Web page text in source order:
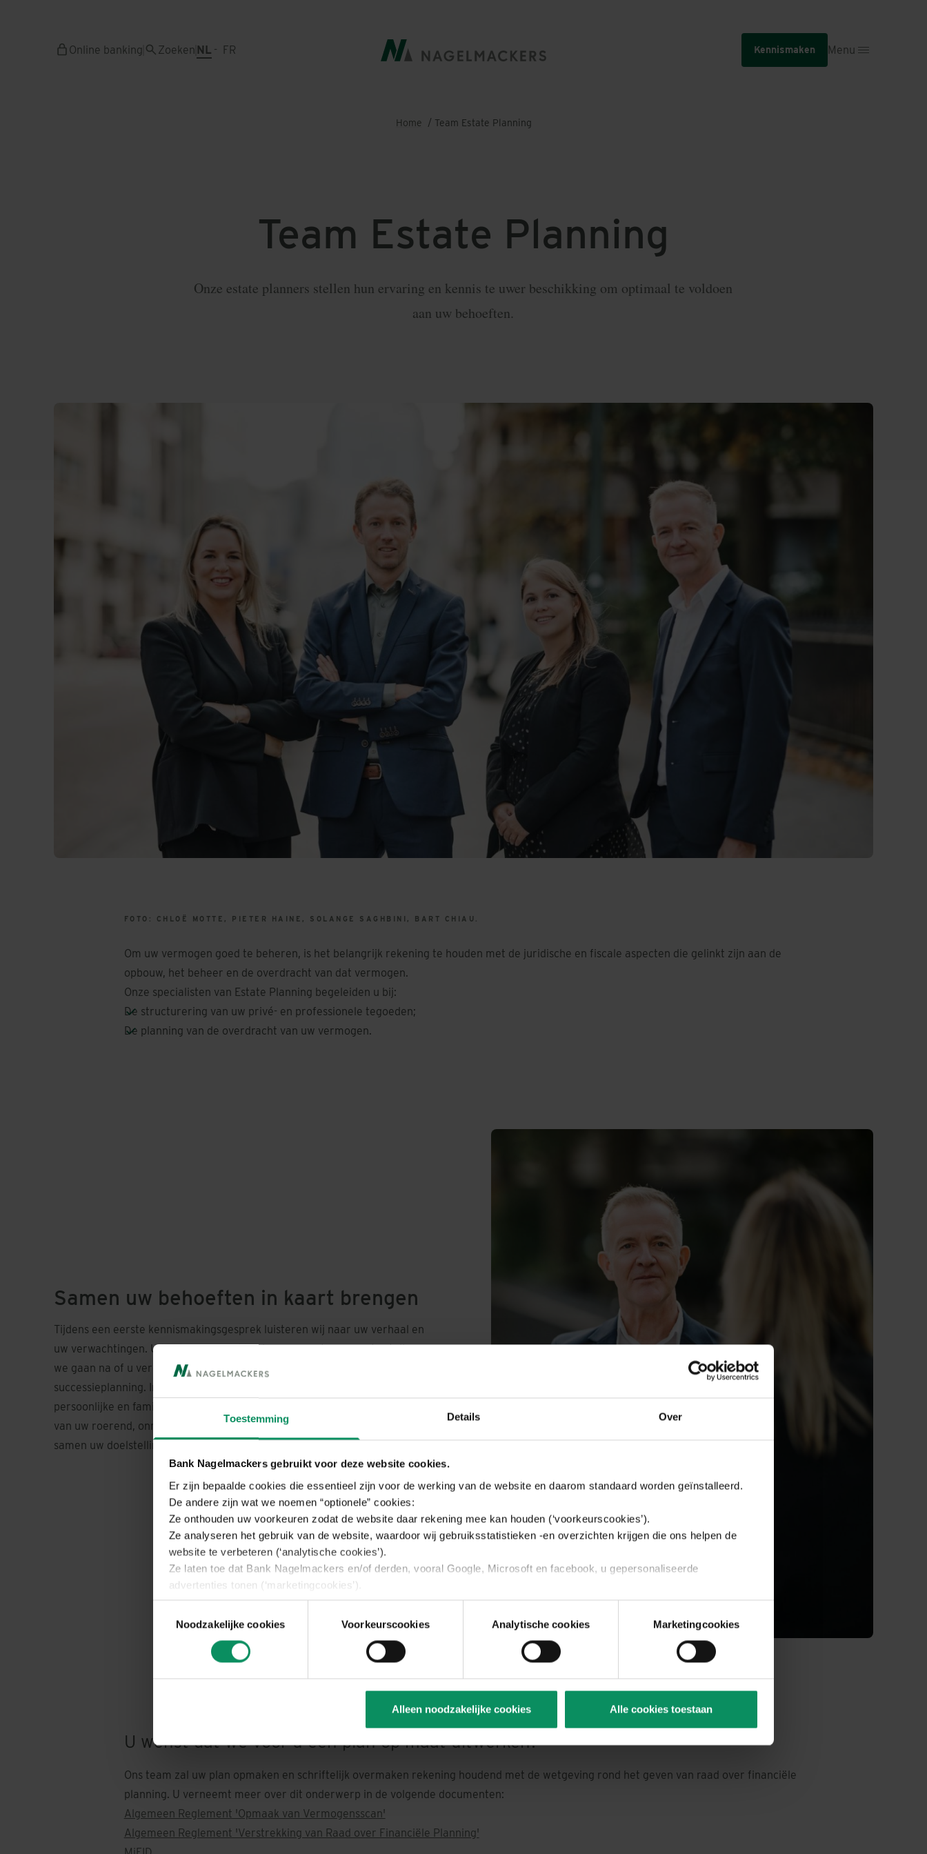
Toestemming Details Over
Bank Nagelmackers gebruikt voor deze website cookies.
Er zijn bepaalde cookies die essentieel zijn voor de werking van de website en daarom standaard worden geïnstalleerd.
De andere zijn wat we noemen “optionele” cookies:
Ze onthouden uw voorkeuren zodat de website daar rekening mee kan houden (‘voorkeurscookies’).
Ze analyseren het gebruik van de website, waardoor wij gebruiksstatistieken -en overzichten krijgen die ons helpen de
website te verbeteren (‘analytische cookies’).
Ze laten toe dat Bank Nagelmackers en/of derden, vooral Google, Microsoft en facebook, u gepersonaliseerde
advertenties tonen (‘marketingcookies’).
Wij vragen u hierna toestemming voor het gebruik van deze drie soorten cookies.
U kan instemmen met alle cookies, maar u kan ook, via het tabblad “details” voor elk van de drie categorieën afzonderlijk
bepalen of u de cookies aanvaard of niet. U vindt er bovendien meer informatie over de cookies.
U kan uw toestemming op elk moment wijzigen of intrekken door dit toestemmingsvenster opnieuw te openen via de link
Noodzakelijke cookies
Voorkeurscookies Analytische cookies Marketingcookies
Alleen noodzakelijke cookies Alle cookies toestaan
Online banking Zoeken NL FR Kennismaken Menu
Kruimelpad
Home Team Estate Planning
Team Estate Planning
Onze estate planners stellen hun ervaring en kennis te uwer beschikking om optimaal te voldoen
aan uw behoeften.
FOTO: CHLOË MOTTE, PIETER HAINE, SOLANGE SAGHBINI, BART CHIAU.
Om uw vermogen goed te beheren, is het belangrijk rekening te houden met de juridische en fiscale aspecten die gelinkt zijn aan de
opbouw, het beheer en de overdracht van dat vermogen.
Onze specialisten van Estate Planning begeleiden u bij:
De structurering van uw privé- en professionele tegoeden;
De planning van de overdracht van uw vermogen.
Samen uw behoeften in kaart brengen
Tijdens een eerste kennismakingsgesprek luisteren wij naar uw verhaal en
uw verwachtingen. U hebt de mogelijkheid om concrete vragen te stellen en
we gaan na of u verdere stappen wenst te zetten voor uw vermogens- en/of
successieplanning. In dat geval verzamelen we informatie over uw
persoonlijke en familiale situatie en stellen eventueel al een overzicht op
van uw roerend, onroerend en professioneel vermogen. Tot slot bepalen we
samen uw doelstellingen op korte, middellange en lange termijn.
U wenst dat we voor u een plan op maat uitwerken?
Ons team zal uw plan opmaken en schriftelijk overmaken rekening houdend met de wetgeving rond het geven van raad over financiële
planning. U verneemt meer over dit onderwerp in de volgende documenten:
Algemeen Reglement 'Opmaak van Vermogensscan'
Algemeen Reglement 'Verstrekking van Raad over Financiële Planning'